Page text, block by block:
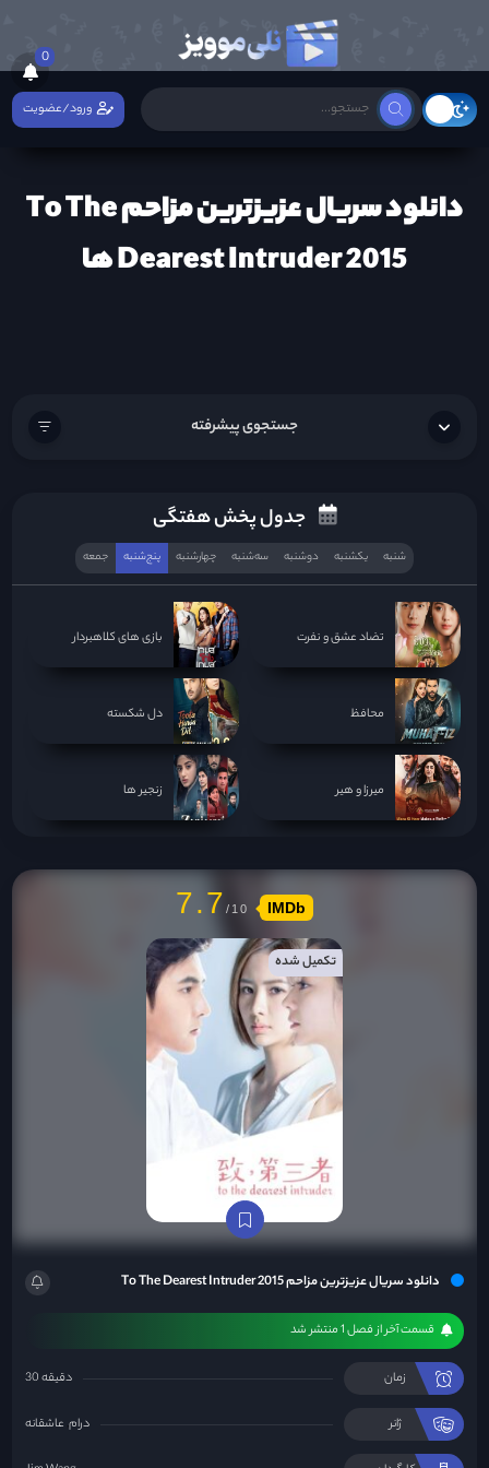
0
ورود/عضویت
دانلود سریال عزیزترین مزاحم To The
Dearest Intruder 2015 ها
جستجوی پیشرفته
جدول پخش هفتگی
شنبه یکشنبه دوشنبه سه‌‌شنبه چهارشنبه پنج‌شنبه جمعه
تضاد عشق و نفرت بازی های کلاهبردار
محافظ دل شکسته
میرزا و هیر زنجیر ها
دانلود سریال عزیزترین مزاحم To The Dearest Intruder 2015
قسمت آخر از فصل 1 منتشر شد
زمان 30 دقیقه
ژانر درام عاشقانه
7.7 IMDb
تکمیل شده